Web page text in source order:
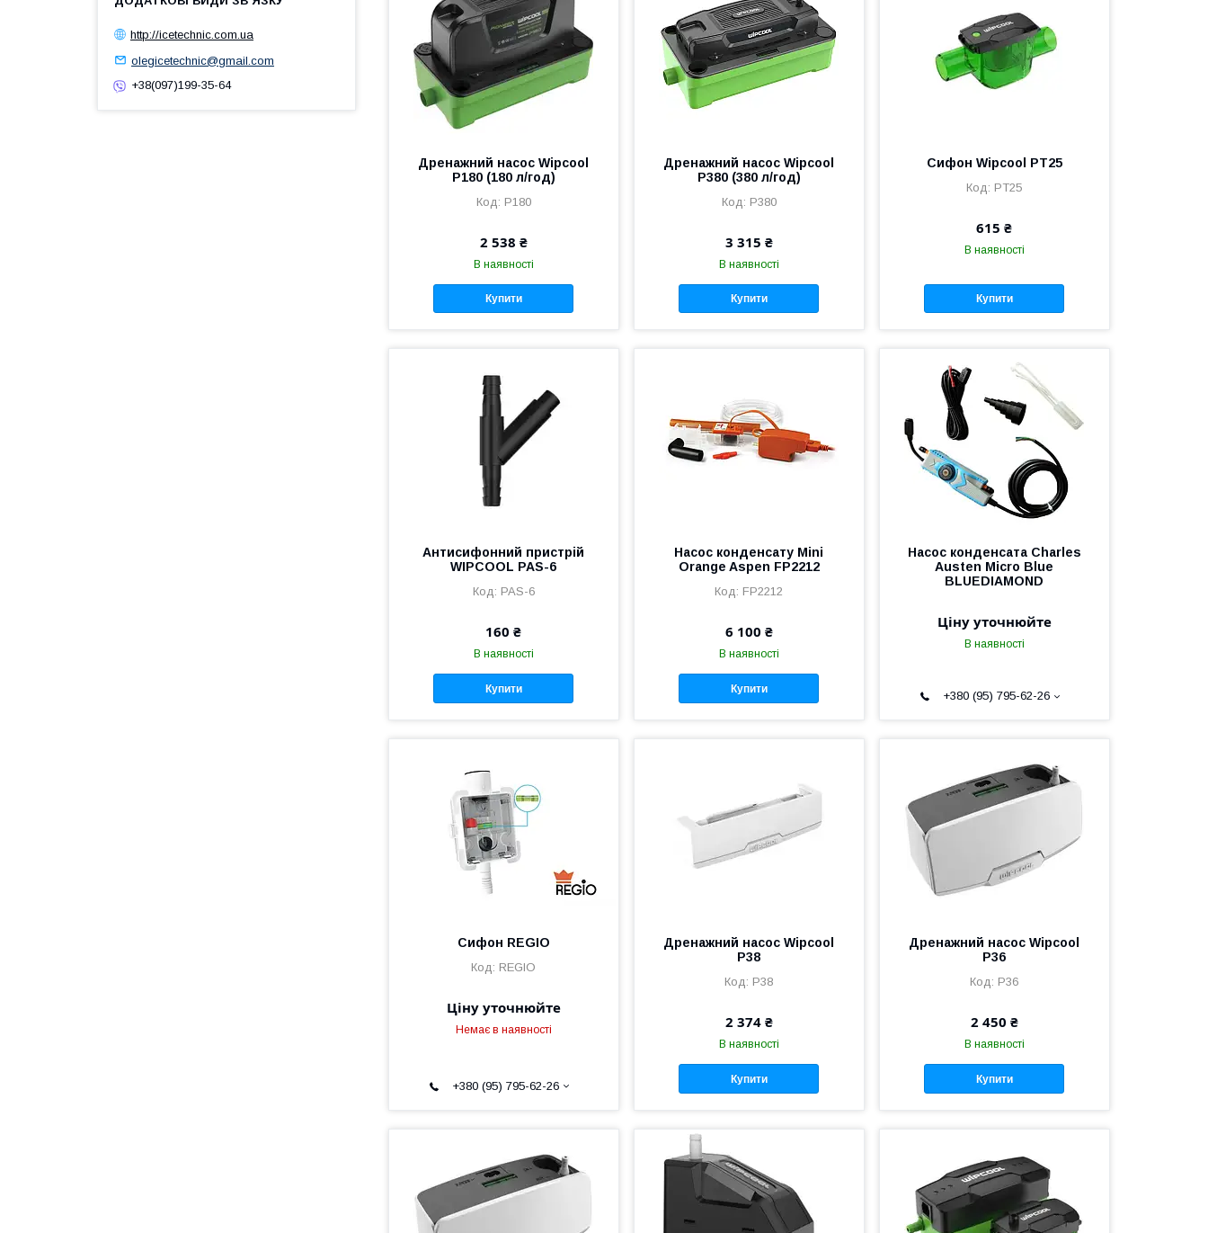
Дренажний насос Wipcool
P180 (180 л/год)
P180
2 538 ₴
В наявності
Купити
Дренажний насос Wipcool
P380 (380 л/год)
P380
3 315 ₴
В наявності
Купити
Сифон Wipcool PT25
PT25
615 ₴
В наявності
Купити
Антисифонний пристрій
WIPCOOL PAS-6
PAS-6
160 ₴
В наявності
Купити
Насос конденсату Mini
Orange Aspen FP2212
FP2212
6 100 ₴
В наявності
Купити
Насос конденсата Charles
Austen Micro Blue
BLUEDIAMOND
Ціну уточнюйте
В наявності
+380 (95) 795-62-26
Сифон REGIO
REGIO
Ціну уточнюйте
Немає в наявності
+380 (95) 795-62-26
Дренажний насос Wipcool
P38
P38
2 374 ₴
В наявності
Купити
Дренажний насос Wipcool
P36
P36
2 450 ₴
В наявності
Купити
http://icetechnic.com.ua
olegicetechnic@gmail.com
+38(097)199-35-64